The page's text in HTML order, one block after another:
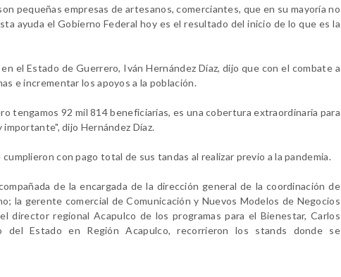
pequeñas empresas de artesanos, comerciantes, que en su mayoría no
ayuda el Gobierno Federal hoy es el resultado del inicio de lo que es la
el Estado de Guerrero, Iván Hernández Díaz, dijo que con el combate a
e incrementar los apoyos a la población.
tengamos 92 mil 814 beneficiarias, es una cobertura extraordinaria para
dijo Hernández Díaz.
con pago total de sus tandas al realizar previo a la pandemia.
de la encargada de la dirección general de la coordinación de
la gerente comercial de Comunicación y Nuevos Modelos de Negocios
director regional Acapulco de los programas para el Bienestar, Carlos
del Estado en Región Acapulco, recorrieron los stands donde se